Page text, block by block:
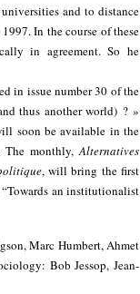
and to distance
In the course of these
in agreement. So he
in issue number 30 of the
thus another world) ? »
soon be available in the
The monthly,Alternatives
, will bring the first
“Towards an institutionalist
Marc Humbert, Ahmet
Bob Jessop, Jean-